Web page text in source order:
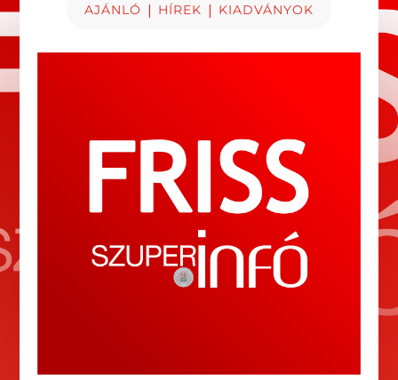
AJÁNLÓ | HÍREK | KIADVÁNYOK